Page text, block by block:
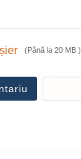
(Până la 20 MB )